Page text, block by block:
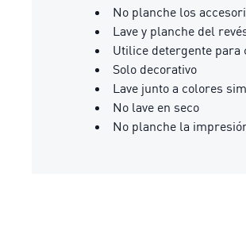
No planche los
Lave y planche del
Utilice detergente para
Solo decorativo
Lave junto a colores
No lave en seco
No planche la